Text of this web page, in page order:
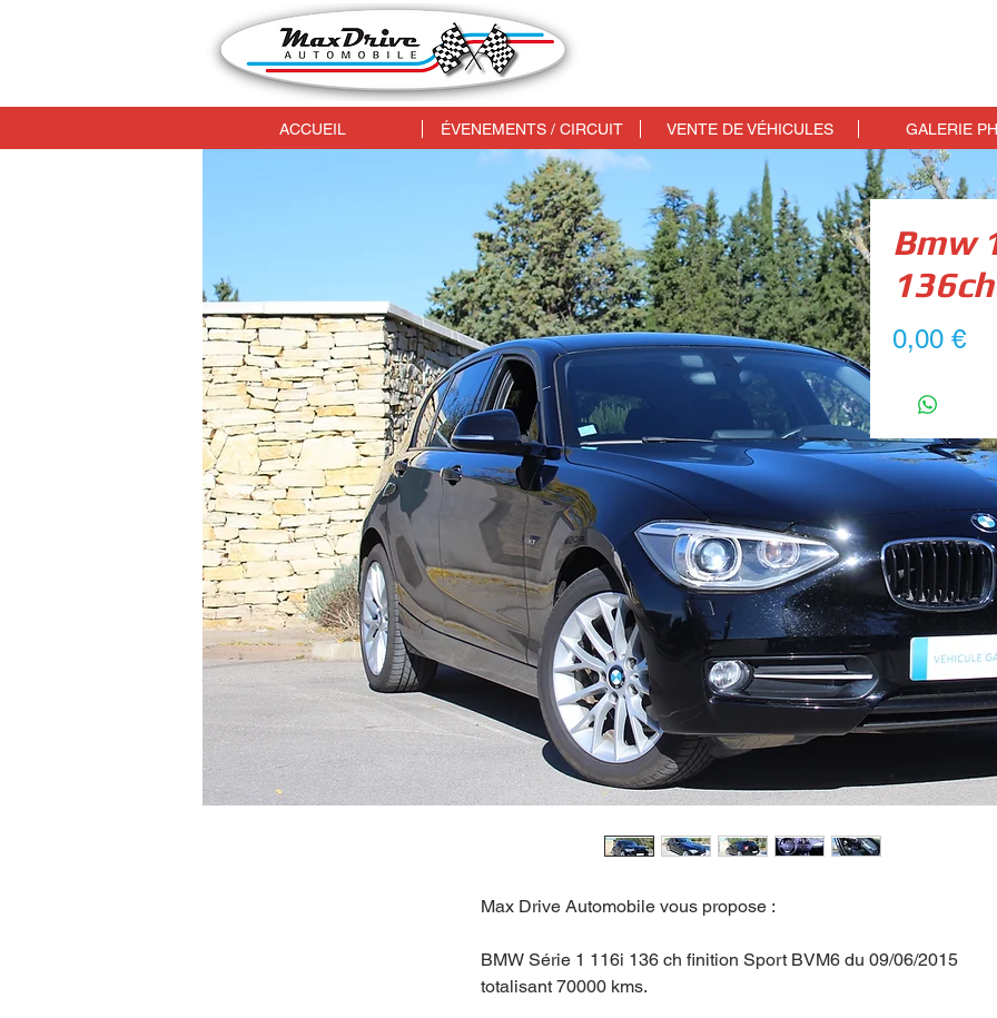
ACCUEIL ÉVENEMENTS / CIRCUIT VENTE DE VÉHICULES GALERIE
Bmw
0,00 €
Max Drive Automobile vous propose :
BMW Série 1 116i 136 ch finition Sport BVM6 du 09/06/2015
totalisant 70000 kms.